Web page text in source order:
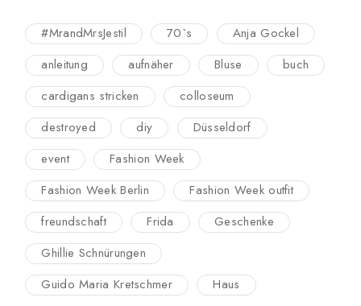
#MrandMrsJestil 70`s
Anja Gockel
anleitung
aufnäher Bluse
buch
cardigans stricken
colloseum
destroyed
diy
Düsseldorf
event
Fashion Week
Fashion Week Berlin
Fashion Week outfit
freundschaft
Frida
Geschenke
Ghillie Schnürungen
Guido Maria Kretschmer
Haus